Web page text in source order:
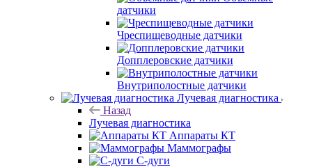
датчики
Чреспищеводные датчики
Допплеровские датчики
Внутриполостные датчики
Лучевая диагностика
Назад
Лучевая диагностика
Аппараты КТ
Маммографы
С-дуги